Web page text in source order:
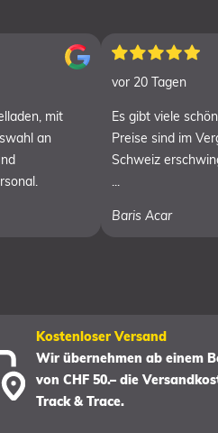
mit
an
vor 20 Tagen
Es gibt viele
Preise sind im
Schweiz
...
Baris Acar
Kostenloser Versand
Wir übernehmen ab einem
von CHF 50.– die
Track & Trace.